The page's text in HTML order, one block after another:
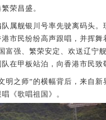
荣昌盛。
舰银川号率先驶离码头。
市民纷纷高声跟唱，并挥舞
富强、繁荣安定、欢送辽宁
在甲板站泊，向香港市民致
之师”的横幅背后，来自新
《歌唱祖国》。